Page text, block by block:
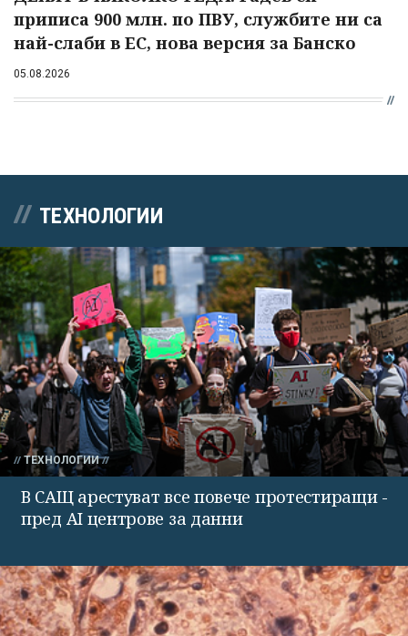
приписа 900 млн. по ПВУ, службите ни са
най-слаби в ЕС, нова версия за Банско
05.08.2026
ТЕХНОЛОГИИ
ТЕХНОЛОГИИ
В САЩ арестуват все повече протестиращи -
пред AI центрове за данни